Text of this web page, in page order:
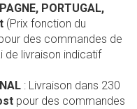
PORTUGAL,
(Prix fonction du
des commandes de
de livraison indicatif
: Livraison dans 230
pour des commandes